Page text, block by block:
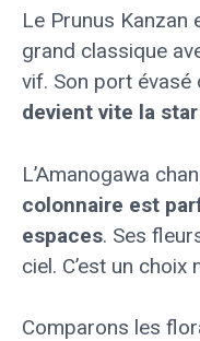
Le Prunus Kanzan
grand classique
vif. Son port évasé
devient vite la
L’Amanogawa
colonnaire est
espaces. Ses
ciel. C’est un
Comparons les